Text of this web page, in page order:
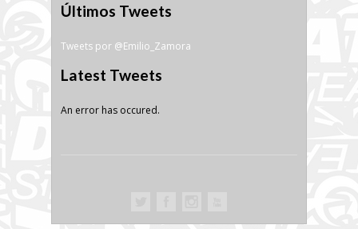
Últimos Tweets
Tweets por @Emilio_Zamora
Latest Tweets
An error has occured.